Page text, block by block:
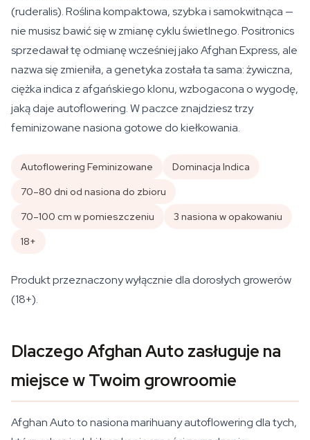
(ruderalis). Roślina kompaktowa, szybka i samokwitnąca —
nie musisz bawić się w zmianę cyklu świetlnego. Positronics
sprzedawał tę odmianę wcześniej jako Afghan Express, ale
nazwa się zmieniła, a genetyka została ta sama: żywiczna,
ciężka indica z afgańskiego klonu, wzbogacona o wygodę,
jaką daje autoflowering. W paczce znajdziesz trzy
feminizowane nasiona gotowe do kiełkowania.
Autoflowering Feminizowane
Dominacja Indica
70–80 dni od nasiona do zbioru
70–100 cm w pomieszczeniu
3 nasiona w opakowaniu
18+
Produkt przeznaczony wyłącznie dla dorosłych growerów
(18+).
Dlaczego Afghan Auto zasługuje na
miejsce w Twoim growroomie
Afghan Auto to nasiona marihuany autoflowering dla tych,